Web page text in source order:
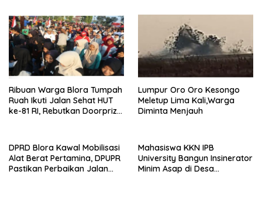
Ribuan Warga Blora Tumpah
Ruah Ikuti Jalan Sehat HUT
ke-81 RI, Rebutkan Doorprize
Lumpur Oro Oro Kesongo
Meletup Lima Kali,Warga
Diminta Menjauh
DPRD Blora Kawal Mobilisasi
Alat Berat Pertamina, DPUPR
Pastikan Perbaikan Jalan
Mahasiswa KKN IPB
University Bangun Insinerator
Minim Asap di Desa